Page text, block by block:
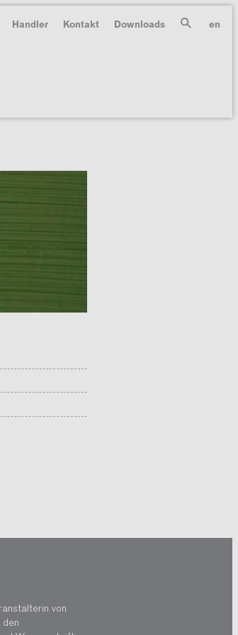
Handler Kontakt Downloads Suche en
von
den